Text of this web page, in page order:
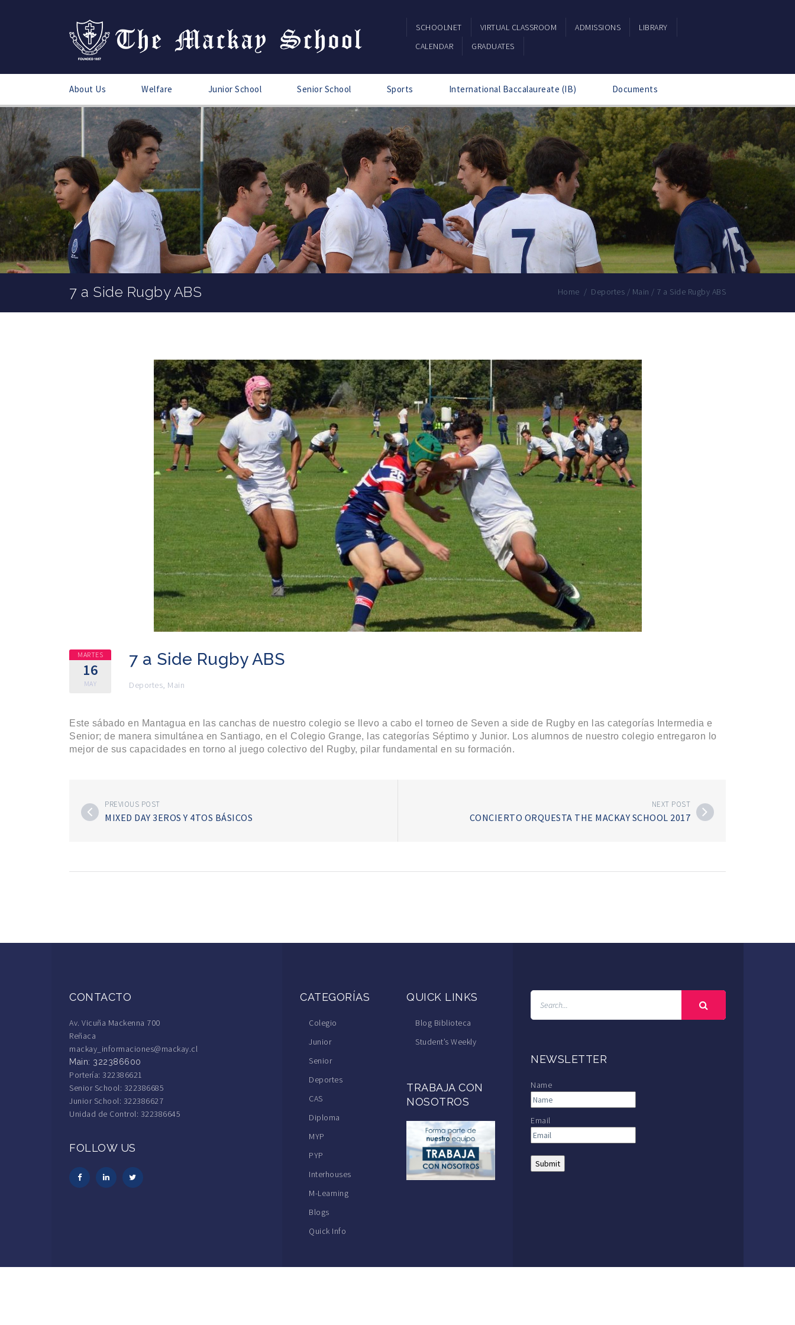
SCHOOLNET VIRTUAL CLASSROOM ADMISSIONS
LIBRARY
CALENDAR
GRADUATES
About Us Welfare Junior School Senior School Sports International Baccalaureate (IB) Documents
7 a Side Rugby ABS Home / Deportes / Main / 7 a Side Rugby ABS
MARTES
16
MAY
7 a Side Rugby ABS
Deportes, Main
Este sábado en Mantagua en las canchas de nuestro colegio se llevo a cabo el torneo de Seven a side de Rugby en las categorías Intermedia e
Senior; de manera simultánea en Santiago, en el Colegio Grange, las categorías Séptimo y Junior. Los alumnos de nuestro colegio entregaron lo
mejor de sus capacidades en torno al juego colectivo del Rugby, pilar fundamental en su formación.
PREVIOUS POST
MIXED DAY 3EROS Y 4TOS BÁSICOS
NEXT POST
CONCIERTO ORQUESTA THE MACKAY SCHOOL 2017
CONTACTO
Av. Vicuña Mackenna 700
Reñaca
mackay_informaciones@mackay.cl
Main: 322386600
Portería: 322386621
Senior School: 322386685
Junior School: 322386627
Unidad de Control: 322386645
FOLLOW US
CATEGORÍAS
Colegio
Junior
Senior
Deportes
CAS
Diploma
MYP
PYP
Interhouses
M-Learning
Blogs
Quick Info
QUICK LINKS
Blog Biblioteca
Student’s Weekly
TRABAJA CON
NOSOTROS
NEWSLETTER
Name
Email